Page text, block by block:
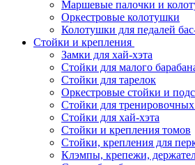
Маршевые палочки и
Оркестровые колотушки
Колотушки для педалей
Стойки и крепления
Замки для хай-хэта
Стойки для малого
Стойки для тарелок
Оркестровые стойки и
Стойки для тренировочных
Стойки для хай-хэта
Стойки и крепления томов
Стойки, крепления для
Клэмпы, крепежи,